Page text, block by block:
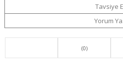
Tavsiye
Yorum
(0)